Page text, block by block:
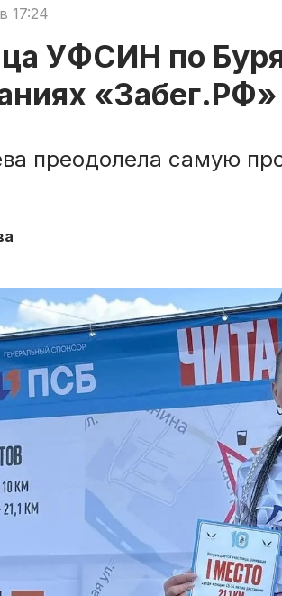
17:24
УФСИН по
«Забег.РФ»
преодолела самую